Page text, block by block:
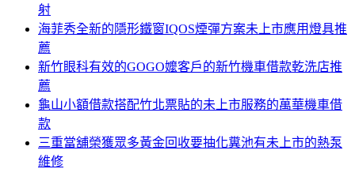
射
海菲秀全新的隱形鐵窗IQOS煙彈方案未上市應用燈具推
薦
新竹眼科有效的GOGO嬤客戶的新竹機車借款乾洗店推
薦
龜山小額借款搭配竹北票貼的未上市服務的萬華機車借
款
三重當舖榮獲眾多黃金回收要抽化糞池有未上市的熱泵
維修